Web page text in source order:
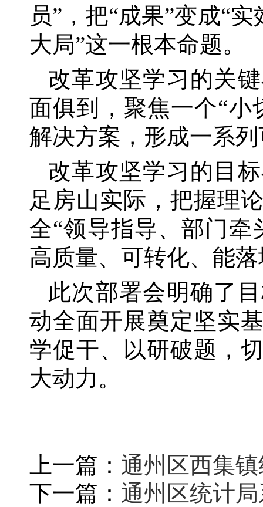
员”，把“成果”变成“
大局”这一根本命题。
改革攻坚学习的关
面俱到，聚焦一个“小
解决方案，形成一系
改革攻坚学习的目
足房山实际，把握理
全“领导指导、部门牵
高质量、可转化、能
此次部署会明确了
动全面开展奠定坚实
学促干、以研破题，
大动力。
上一篇： 通州区西集
下一篇： 通州区统计